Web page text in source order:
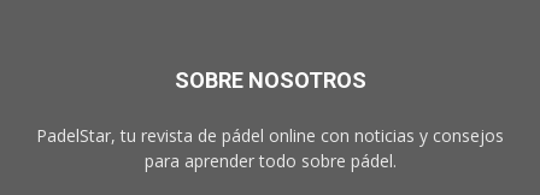
SOBRE NOSOTROS
PadelStar, tu revista de pádel online con noticias y consejos
para aprender todo sobre pádel.